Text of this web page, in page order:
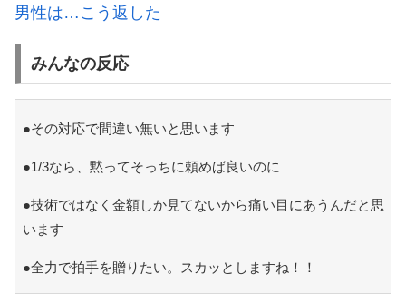
男性は…こう返した
みんなの反応
●その対応で間違い無いと思います
●1/3なら、黙ってそっちに頼めば良いのに
●技術ではなく金額しか見てないから痛い目にあうんだと思
います
●全力で拍手を贈りたい。スカッとしますね！！